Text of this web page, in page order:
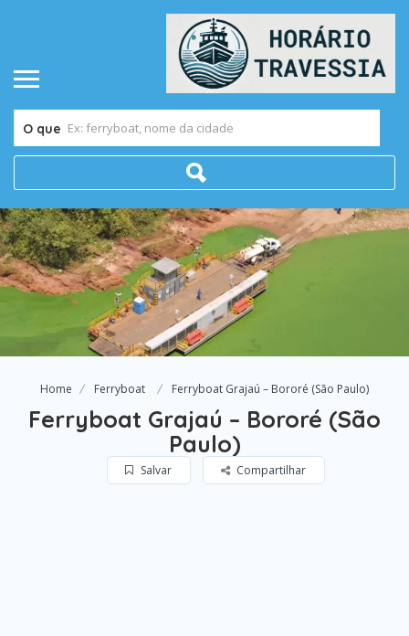
O que
Home Ferryboat Ferryboat Grajaú – Bororé (São Paulo)
Ferryboat Grajaú – Bororé (São
Paulo)
Salvar Compartilhar